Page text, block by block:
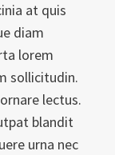
at quis
diam
lorem
sollicitudin.
lectus.
blandit
urna nec